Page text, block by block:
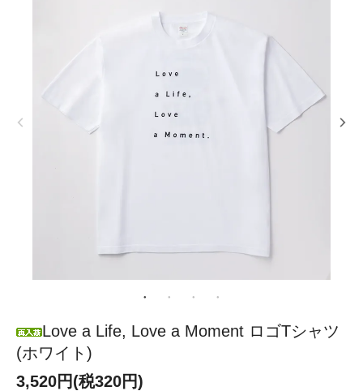
Love a Life, Love a Moment ロゴTシャツ
(ホワイト)
3,520円(税320円)